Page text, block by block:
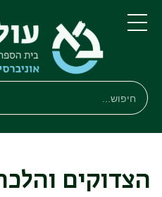
תפריט
חיפוש
חיפוש
הצדוקים